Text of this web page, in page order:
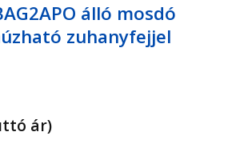
álló mosdó
zuhanyfejjel
ár)